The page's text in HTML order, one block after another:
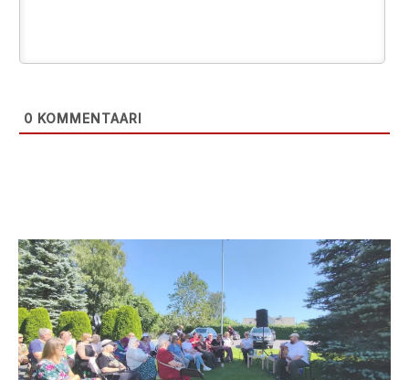
0 KOMMENTAARI